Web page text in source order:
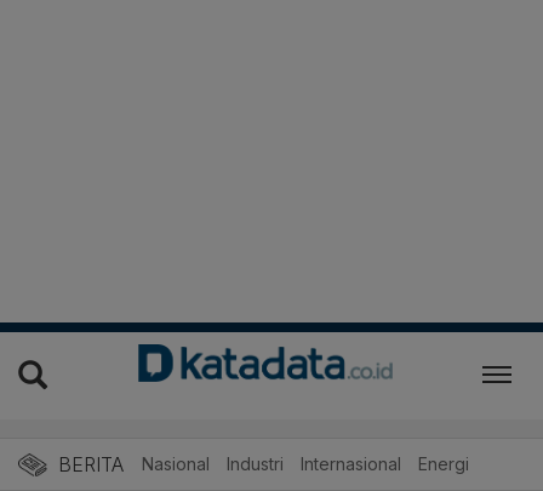
BERITA Nasional Industri Internasional Energi